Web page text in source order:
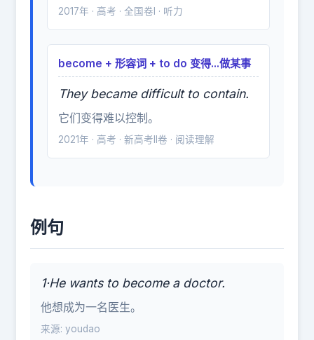
2017年 · 高考 · 全国卷I · 听力
become + 形容词 + to do 变得...做某事
They became difficult to contain.
它们变得难以控制。
2021年 · 高考 · 新高考II卷 · 阅读理解
例句
1·He wants to become a doctor.
他想成为一名医生。
来源: youdao